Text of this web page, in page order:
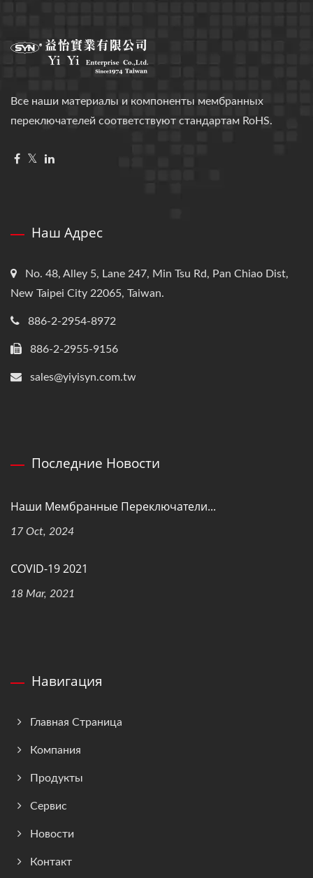
Все наши материалы и компоненты мембранных
переключателей соответствуют стандартам RoHS.
Наш Адрес
No. 48, Alley 5, Lane 247, Min Tsu Rd, Pan Chiao Dist,
New Taipei City 22065, Taiwan.
886-2-2954-8972
886-2-2955-9156
sales@yiyisyn.com.tw
Последние Новости
Наши Мембранные Переключатели...
17 Oct, 2024
COVID-19 2021
18 Mar, 2021
Навигация
Главная Страница
Компания
Продукты
Сервис
Новости
Контакт